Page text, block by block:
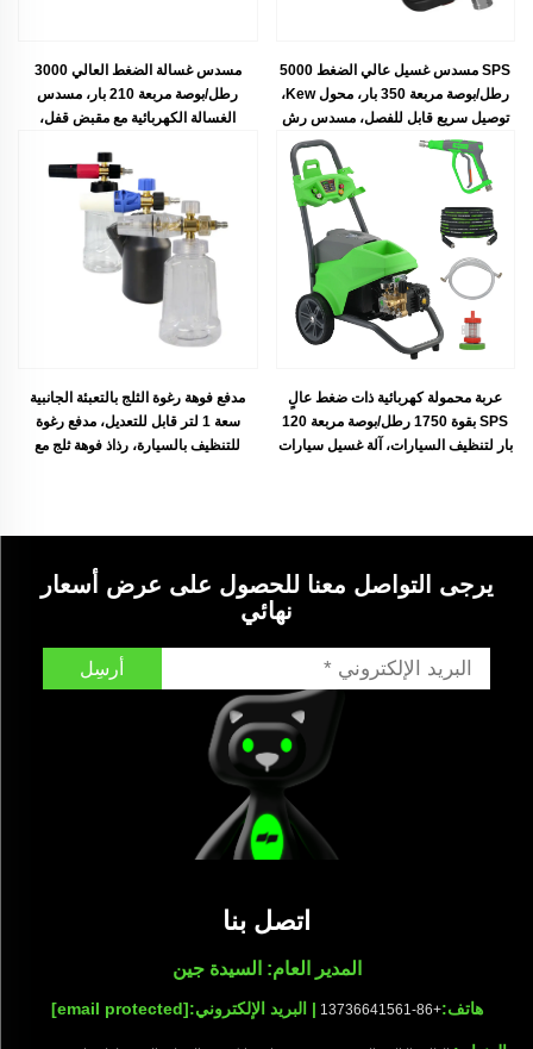
مسدس غسالة الضغط العالي 3000
رطل/بوصة مربعة 210 بار، مسدس
الغسالة الكهربائية مع مقبض قفل،
SPS مسدس غسيل عالي الضغط 5000
رطل/بوصة مربعة 350 بار، محول Kew،
توصيل سريع قابل للفصل، مسدس رش
للسيارات، مسدس تنظيف تجاري قصير
مدفع فوهة رغوة الثلج بالتعبئة الجانبية
سعة 1 لتر قابل للتعديل، مدفع رغوة
للتنظيف بالسيارة، رذاذ فوهة ثلج مع
عربة محمولة كهربائية ذات ضغط عالٍ
SPS بقوة 1750 رطل/بوصة مربعة 120
بار لتنظيف السيارات، آلة غسيل سيارات
يرجى التواصل معنا للحصول على عرض أسعار
نهائي
أرسِل
اتصل بنا
المدير العام: السيدة جين
هاتف:+86-13736641561 | البريد الإلكتروني:[email protected]